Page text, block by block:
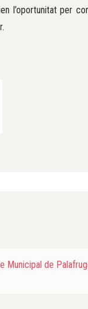
l’oportunitat per
Municipal de